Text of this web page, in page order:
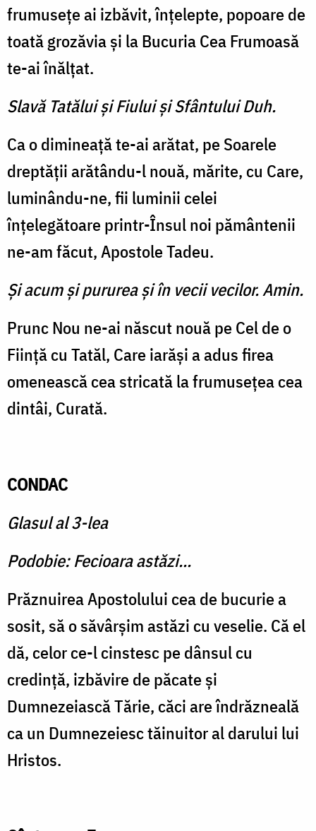
frumuseţe ai izbăvit, înţelepte, popoare de
toată grozăvia şi la Bucuria Cea Frumoasă
te-ai înălţat.
Slavă Tatălui şi Fiului şi Sfântului Duh.
Ca o dimineaţă te-ai arătat, pe Soarele
dreptăţii arătându-l nouă, mărite, cu Care,
luminându-ne, fii luminii celei
înţelegătoare printr-Însul noi pământenii
ne-am făcut, Apostole Tadeu.
Şi acum şi pururea şi în vecii vecilor. Amin.
Prunc Nou ne-ai născut nouă pe Cel de o
Fiinţă cu Tatăl, Care iarăşi a adus firea
omenească cea stricată la frumuseţea cea
dintâi, Curată.
CONDAC
Glasul al 3-lea
Podobie: Fecioara astăzi...
Prăznuirea Apostolului cea de bucurie a
sosit, să o săvârşim astăzi cu veselie. Că el
dă, celor ce-l cinstesc pe dânsul cu
credinţă, izbăvire de păcate şi
Dumnezeiască Tărie, căci are îndrăzneală
ca un Dumnezeiesc tăinuitor al darului lui
Hristos.